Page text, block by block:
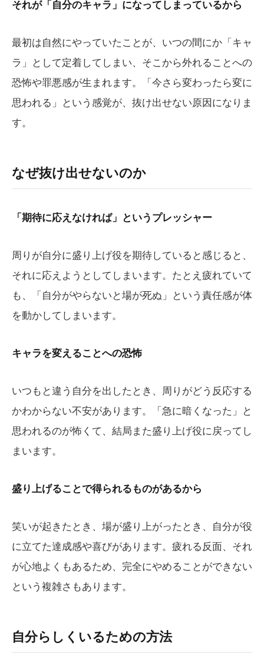
それが「自分のキャラ」になってしまっているから
最初は自然にやっていたことが、いつの間にか「キャ
ラ」として定着してしまい、そこから外れることへの
恐怖や罪悪感が生まれます。「今さら変わったら変に
思われる」という感覚が、抜け出せない原因になりま
す。
なぜ抜け出せないのか
「期待に応えなければ」というプレッシャー
周りが自分に盛り上げ役を期待していると感じると、
それに応えようとしてしまいます。たとえ疲れていて
も、「自分がやらないと場が死ぬ」という責任感が体
を動かしてしまいます。
キャラを変えることへの恐怖
いつもと違う自分を出したとき、周りがどう反応する
かわからない不安があります。「急に暗くなった」と
思われるのが怖くて、結局また盛り上げ役に戻ってし
まいます。
盛り上げることで得られるものがあるから
笑いが起きたとき、場が盛り上がったとき、自分が役
に立てた達成感や喜びがあります。疲れる反面、それ
が心地よくもあるため、完全にやめることができない
という複雑さもあります。
自分らしくいるための方法